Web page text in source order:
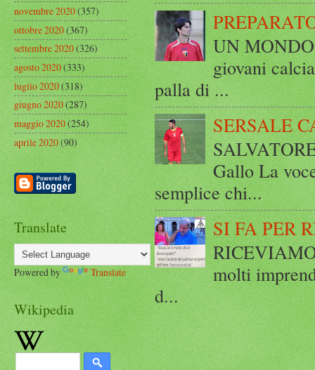
UN
giovani
palla di ...
SERSALE
Gallo La
semplice chi...
SI FA PER
molti
d...
novembre 2020(357)
ottobre 2020(367)
settembre 2020(326)
agosto 2020(333)
luglio 2020(318)
giugno 2020(287)
maggio 2020(254)
aprile 2020(90)
Translate
Powered by Translate
Wikipedia